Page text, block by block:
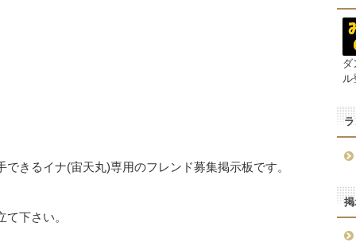
きるイナ(宙天丸)専用のフレンド募集掲示板です。
下さい。
ダ
ル